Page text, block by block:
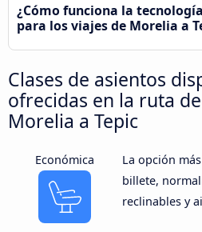
¿Cómo funciona la
para los viajes de Morelia a
Clases de asientos
ofrecidas en la ruta
Morelia a Tepic
Económica
La opción
billete,
reclinables y